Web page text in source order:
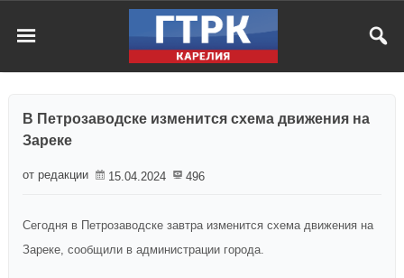
В Петрозаводске изменится схема движения на
Зареке
от редакции 15.04.2024 496
Сегодня в Петрозаводске завтра изменится схема движения на
Зареке, сообщили в администрации города.